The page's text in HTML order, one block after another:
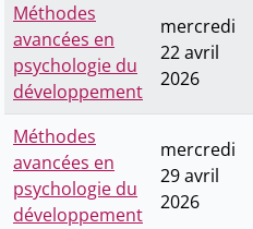
Méthodes
avancées en
psychologie du
développement
mercredi
22 avril
2026
Méthodes
avancées en
psychologie du
développement
mercredi
29 avril
2026